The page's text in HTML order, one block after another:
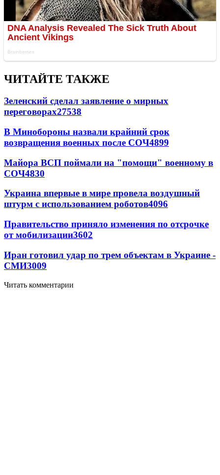
ЧИТАЙТЕ ТАКЖЕ
Зеленский сделал заявление о мирных
переговорах27538
В Минобороны назвали крайний срок
возвращения военных после СОЧ4899
Майора ВСП поймали на "помощи" военному в
СОЧ4830
Украина впервые в мире провела воздушный
штурм с использованием роботов4096
Правительство приняло изменения по отсрочке
от мобилизации3602
Иран готовил удар по трем объектам в Украине -
СМИ3009
Читать комментарии